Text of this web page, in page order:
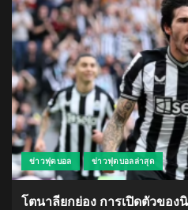
ข่าวฟุตบอล ข่าวฟุตบอลล่าสุด
โตนาลียกย่อง การเปิดตัวขอ